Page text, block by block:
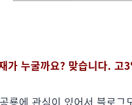
가 누굴까요? 맞습니다. 고
룡에 관심이 있어서 블로